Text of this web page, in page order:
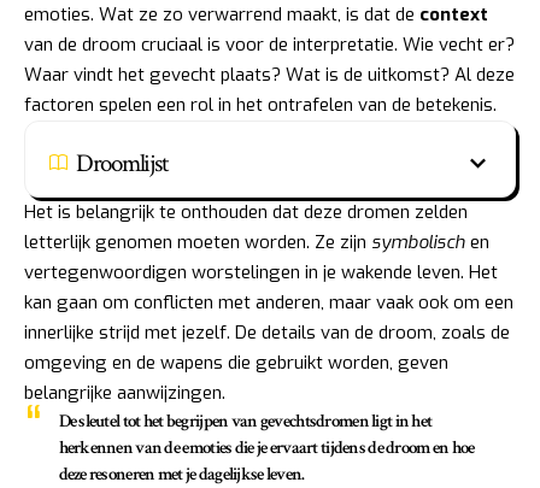
emoties. Wat ze zo verwarrend maakt, is dat de context
van de droom cruciaal is voor de interpretatie. Wie vecht er?
Waar vindt het gevecht plaats? Wat is de uitkomst? Al deze
factoren spelen een rol in het ontrafelen van de betekenis.
Droomlijst
Het is belangrijk te onthouden dat deze dromen zelden
letterlijk genomen moeten worden. Ze zijn symbolisch en
vertegenwoordigen worstelingen in je wakende leven. Het
kan gaan om conflicten met anderen, maar vaak ook om een
innerlijke strijd met jezelf. De details van de droom, zoals de
omgeving en de wapens die gebruikt worden, geven
belangrijke aanwijzingen.
De sleutel tot het begrijpen van gevechtsdromen ligt in het
herkennen van deemotiesdie je ervaart tijdens de droom en hoe
deze resoneren met je dagelijkse leven.